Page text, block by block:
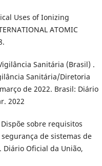
Uses of Ionizing
ATOMIC
Sanitária (Brasil) .
Sanitária/Diretoria
de 2022. Brasil: Diário
2022
Dispõe sobre requisitos
de sistemas de
Oficial da União,